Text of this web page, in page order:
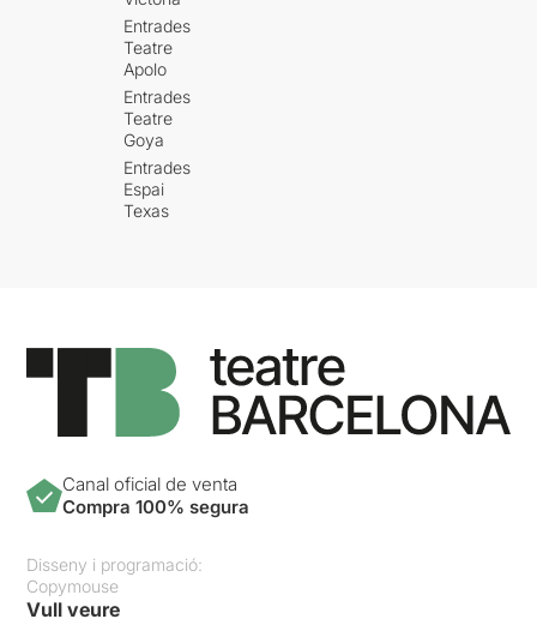
Entrades
Teatre
Apolo
Entrades
Teatre
Goya
Entrades
Espai
Texas
Canal oficial de venta
Compra 100% segura
Disseny i programació:
Copymouse
Vull veure